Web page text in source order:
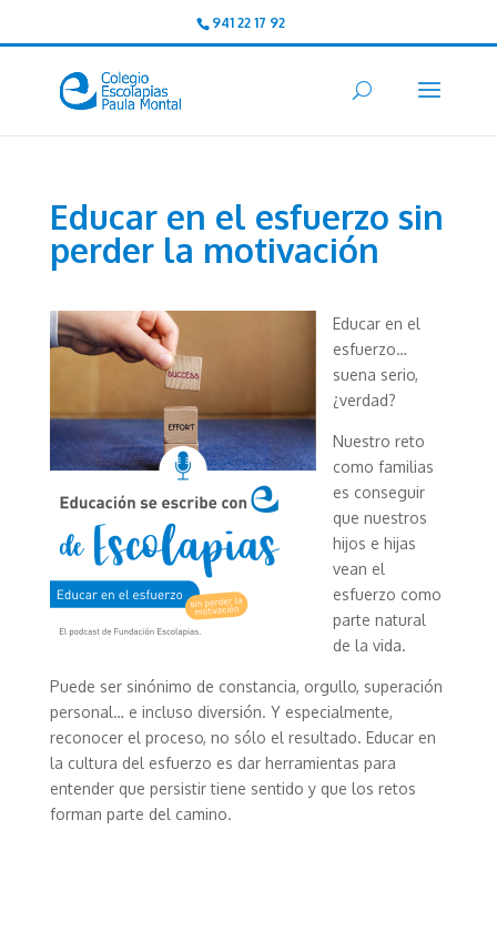
941 22 17 92
Educar en el esfuerzo sin
perder la motivación
Educar en el
esfuerzo…
suena serio,
¿verdad?
Nuestro reto
como familias
es conseguir
que nuestros
hijos e hijas
vean el
esfuerzo como
parte natural
de la vida.
Puede ser sinónimo de constancia, orgullo, superación
personal… e incluso diversión. Y especialmente,
reconocer el proceso, no sólo el resultado. Educar en
la cultura del esfuerzo es dar herramientas para
entender que persistir tiene sentido y que los retos
forman parte del camino.